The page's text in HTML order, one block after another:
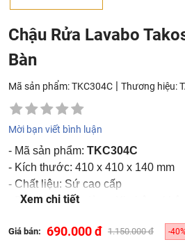
Chậu Rửa Lavabo
Bàn
Mã sản phẩm: TKC304C | Thương hiệu:
Mời bạn viết bình luận
- Mã sản phẩm: TKC304C
- Kích thước: 410 x 410 x 140 mm
- Chất liệu: Sứ cao cấp
- Bộ xả khuyên dùng: Xi phông
Xem chi tiết
Giá bán: 690.000 đ 1.150.000 đ -